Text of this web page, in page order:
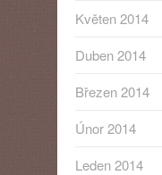
Květen 2014
Duben 2014
Březen 2014
Únor 2014
Leden 2014